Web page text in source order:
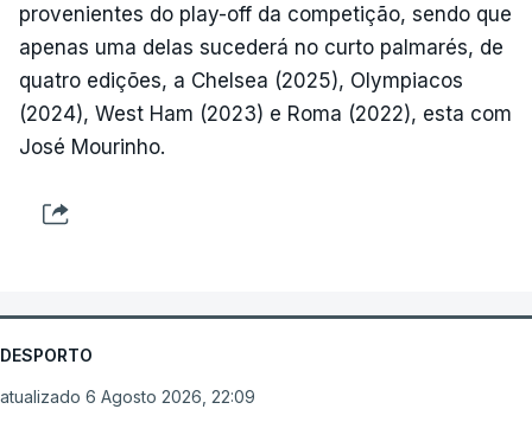
provenientes do play-off da competição, sendo que
apenas uma delas sucederá no curto palmarés, de
quatro edições, a Chelsea (2025), Olympiacos
(2024), West Ham (2023) e Roma (2022), esta com
José Mourinho.
DESPORTO
atualizado 6 Agosto 2026, 22:09